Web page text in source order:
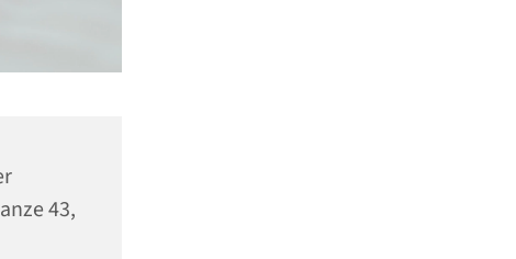
43,